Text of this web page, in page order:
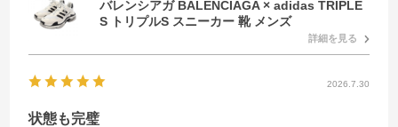
バレンシアガ BALENCIAGA × adidas TRIPLE
S トリプルS スニーカー 靴 メンズ
詳細を見る
2026.7.30
状態も完璧